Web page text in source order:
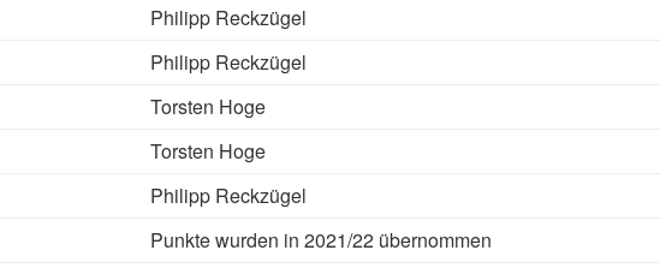
Philipp Reckzügel
Philipp Reckzügel
Torsten Hoge
Torsten Hoge
Philipp Reckzügel
Punkte wurden in 2021/22 übernommen